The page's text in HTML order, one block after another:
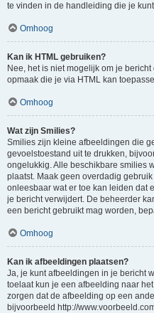
te vinden in de handleiding die je
Omhoog
Kan ik HTML gebruiken?
Nee, het is niet mogelijk om je
opmaak die je via HTML kan
Omhoog
Wat zijn Smilies?
Smilies zijn kleine afbeeldingen die
gevoelstoestand uit te drukken,
ongelukkig. Alle beschikbare smilies
plaatst. Maak geen overdadig
onleesbaar wat er toe kan leiden dat
je bericht verwijdert. De beheerder
een bericht gebruikt mag worden,
Omhoog
Kan ik afbeeldingen plaatsen?
Ja, je kunt afbeeldingen in je bericht
toelaat kun je een afbeelding naar
zorgen dat de afbeelding op een
bijvoorbeeld http://